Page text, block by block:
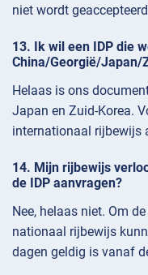
niet wordt
Ik wil een IDP die
China/Georgië/Japan/
Helaas is ons
Japan en Zuid-Korea.
internationaal rijbewijs
Mijn rijbewijs
de IDP aanvragen?
Nee, helaas niet. Om
nationaal rijbewijs
dagen geldig is vanaf